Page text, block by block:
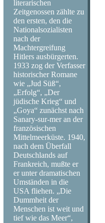
literarischen
Zeitgenossen zählte zu
den ersten, den die
Nationalsozialisten
nach der
Machtergreifung
Hitlers ausbürgerten.
1933 zog der Verfasser
historischer Romane
wie „Jud Süß“,
„Erfolg“, „Der
jüdische Krieg“ und
„Goya“ zunächst nach
Sanary-sur-mer an der
französischen
Mittelmeerküste. 1940,
nach dem Überfall
Deutschlands auf
Frankreich, mußte er
er unter dramatischen
Umständen in die
USA fliehen. „Die
Dummheit der
Menschen ist weit und
tief wie das Meer“,